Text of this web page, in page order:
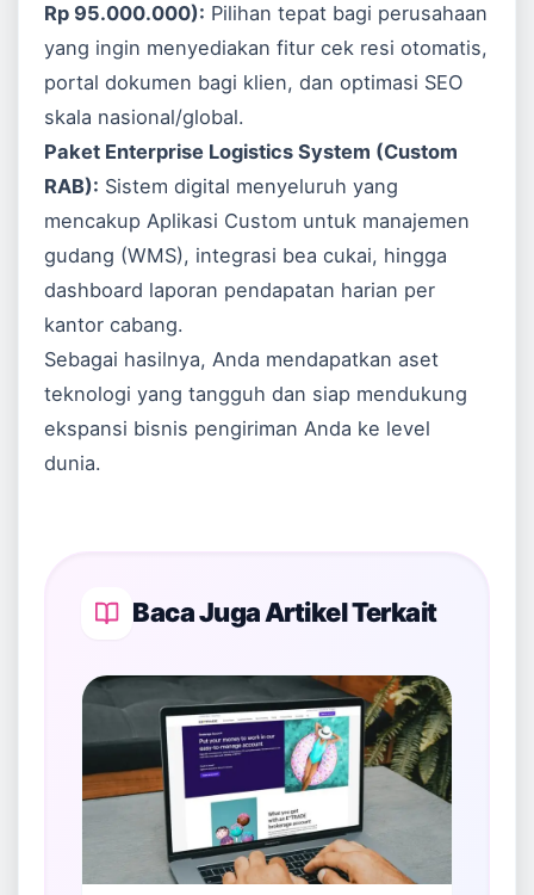
Rp 95.000.000): Pilihan tepat bagi perusahaan
yang ingin menyediakan fitur cek resi otomatis,
portal dokumen bagi klien, dan optimasi SEO
skala nasional/global.
Paket Enterprise Logistics System (Custom
RAB): Sistem digital menyeluruh yang
mencakupAplikasi Custom untuk manajemen
gudang (WMS), integrasi bea cukai, hingga
dashboard laporan pendapatan harian per
kantor cabang.
Sebagai hasilnya, Anda mendapatkan aset
teknologi yang tangguh dan siap mendukung
ekspansi bisnis pengiriman Anda ke level
dunia.
Baca Juga Artikel Terkait